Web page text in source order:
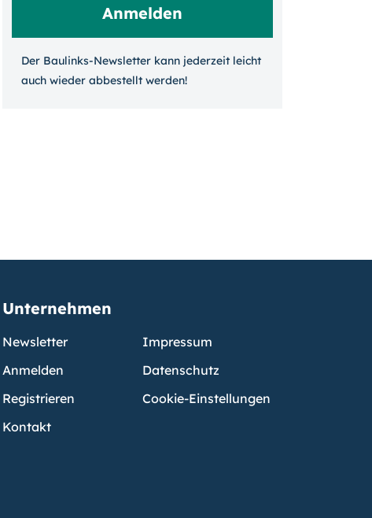
Der Baulinks-Newsletter kann jeder­zeit leicht
auch wieder ab­bestellt werden!
Unternehmen
Newsletter
Anmelden
Registrieren
Kontakt
Impressum
Datenschutz
Cookie-Einstellungen